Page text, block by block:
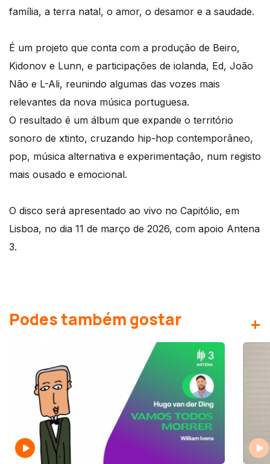
família, a terra natal, o amor, o desamor e a saudade.
É um projeto que conta com a produção de Beiro,
Kidonov e Lunn, e participações de iolanda, Ed, João
Não e L-Ali, reunindo algumas das vozes mais
relevantes da nova música portuguesa.
O resultado é um álbum que expande o território
sonoro de xtinto, cruzando hip-hop contemporâneo,
pop, música alternativa e experimentação, num registo
mais ousado e emocional.
O disco será apresentado ao vivo no Capitólio, em
Lisboa, no dia 11 de março de 2026, com apoio Antena
3.
Podes também gostar +